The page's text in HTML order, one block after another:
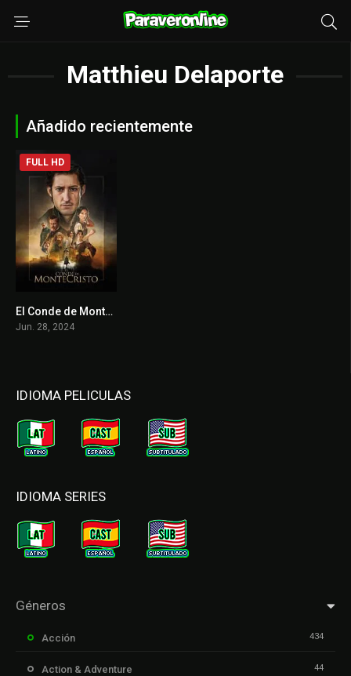
Matthieu Delaporte
Añadido recientemente
7.6
FULL HD
El Conde de Montecristo
Jun. 28, 2024
IDIOMA PELICULAS
IDIOMA SERIES
Géneros
Acción 434
Action & Adventure 44